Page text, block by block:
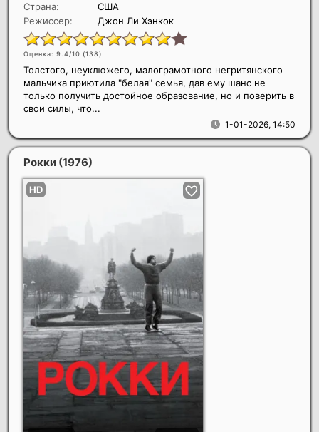
Страна:
США
Режиссер:
Джон Ли Хэнкок
Оценка: 9.4/10 (138)
1-01-2026, 14:50
Толстого, неуклюжего, малограмотного негритянского
мальчика приютила "белая" семья, дав ему шанс не
только получить достойное образование, но и поверить в
свои силы, что...
Рокки (1976)